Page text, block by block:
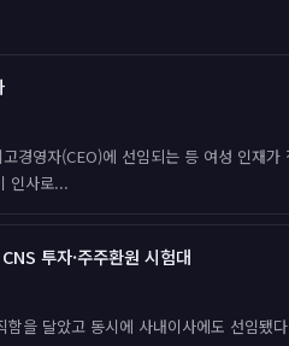
경영자(CEO)에 선임되는 등 여성 인재
인사로...
투자·주주환원 시험대
을 달았고 동시에 사내이사에도 선임됐